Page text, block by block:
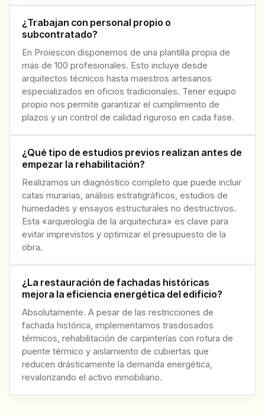
¿Trabajan con personal propio o
subcontratado?
En Proiescon disponemos de una plantilla propia de
más de 100 profesionales. Esto incluye desde
arquitectos técnicos hasta maestros artesanos
especializados en oficios tradicionales. Tener equipo
propio nos permite garantizar el cumplimiento de
plazos y un control de calidad riguroso en cada fase.
¿Qué tipo de estudios previos realizan antes de
empezar la rehabilitación?
Realizamos un diagnóstico completo que puede incluir
catas murarias, análisis estratigráficos, estudios de
humedades y ensayos estructurales no destructivos.
Esta «arqueología de la arquitectura» es clave para
evitar imprevistos y optimizar el presupuesto de la
obra.
¿La restauración de fachadas históricas
mejora la eficiencia energética del edificio?
Absolutamente. A pesar de las restricciones de
fachada histórica, implementamos trasdosados
térmicos, rehabilitación de carpinterías con rotura de
puente térmico y aislamiento de cubiertas que
reducen drásticamente la demanda energética,
revalorizando el activo inmobiliario.